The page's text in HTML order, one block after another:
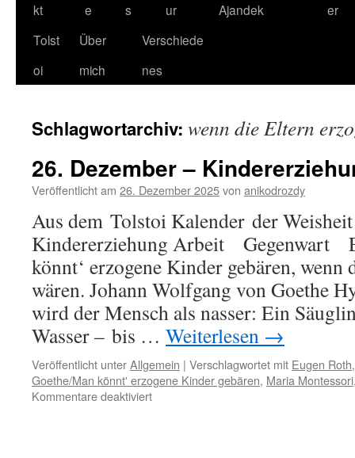
kt
e
s
ur
Ajandek
er
Tolst
oi
Über
mich
Verschiede
nes
Schlagwortarchiv: wenn die Eltern
26. Dezember –
Veröffentlicht am 26. Dezember 2025von anikodrozdy
Aus dem Tolstoi Kalender der
Kindererziehung Arbeit Gegenwart
könnt‘ erzogene Kinder gebären, wenn
wären. Johann Wolfgang von Goethe
wird der Mensch als nasser: Ein
Wasser – bis … Weiterlesen →
Veröffentlicht unterAllgemein | Verschlagwortet mit Eugen Roth
Goethe/Man könnt' erzogene Kinder gebären, Maria Montessori
Kommentare deaktiviertfür